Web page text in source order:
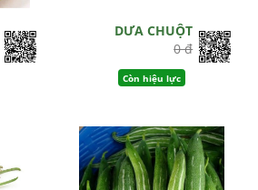
DƯA CHUỘT
0 đ
Còn hiệu lực